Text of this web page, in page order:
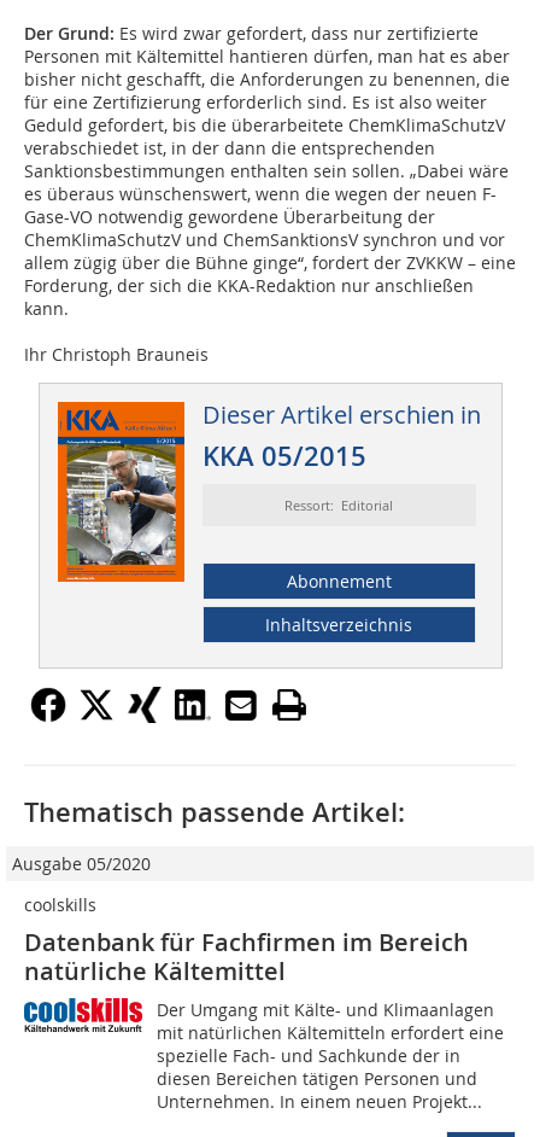
Der Grund: Es wird zwar gefordert, dass nur zertifizierte
Personen mit Kältemittel hantieren dürfen, man hat es aber
bisher nicht geschafft, die Anforderungen zu benennen, die
für eine Zertifizierung erforderlich sind. Es ist also weiter
Geduld gefordert, bis die überarbeitete ChemKlimaSchutzV
verabschiedet ist, in der dann die entsprechenden
Sanktionsbestimmungen enthalten sein sollen. „Dabei wäre
es überaus wünschenswert, wenn die wegen der neuen F-
Gase-VO notwendig gewordene Überarbeitung der
ChemKlimaSchutzV und ChemSanktionsV synchron und vor
allem zügig über die Bühne ginge“, fordert der ZVKKW – eine
Forderung, der sich die KKA-Redaktion nur anschließen
kann.
Ihr Christoph Brauneis
Dieser Artikel erschien in
KKA 05/2015
Ressort: Editorial
Abonnement
Inhaltsverzeichnis
Thematisch passende Artikel:
Ausgabe 05/2020
coolskills
Datenbank für Fachfirmen im Bereich
natürliche Kältemittel
Der Umgang mit Kälte- und Klimaanlagen
mit natürlichen Kältemitteln erfordert eine
spezielle Fach- und Sachkunde der in
diesen Bereichen tätigen Personen und
Unternehmen. In einem neuen Projekt...